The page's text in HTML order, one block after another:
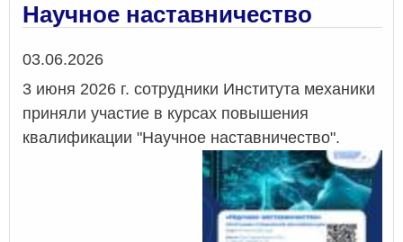
21,
Научное наставничество
Дата
03.06.2026
3 июня 2026 г. сотрудники Института механики
приняли участие в курсах повышения
квалификации "Научное наставничество".